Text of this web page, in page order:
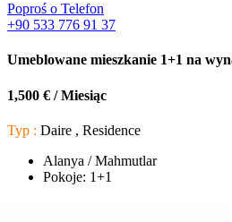
Poproś o Telefon
+90 533 776 91 37
Umeblowane mieszkanie 1+1 na
1,500 € / Miesiąc
Typ : Daire , Residence
Alanya / Mahmutlar
Pokoje: 1+1